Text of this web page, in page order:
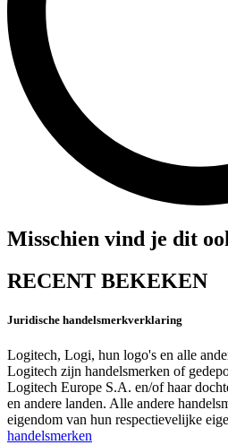
Misschien vind je dit
RECENT BEKEKEN
Juridische handelsmerkverklaring
Logitech, Logi, hun logo's en alle
Logitech zijn handelsmerken of
Logitech Europe S.A. en/of haar
en andere landen. Alle andere
eigendom van hun respectievelijke
handelsmerken